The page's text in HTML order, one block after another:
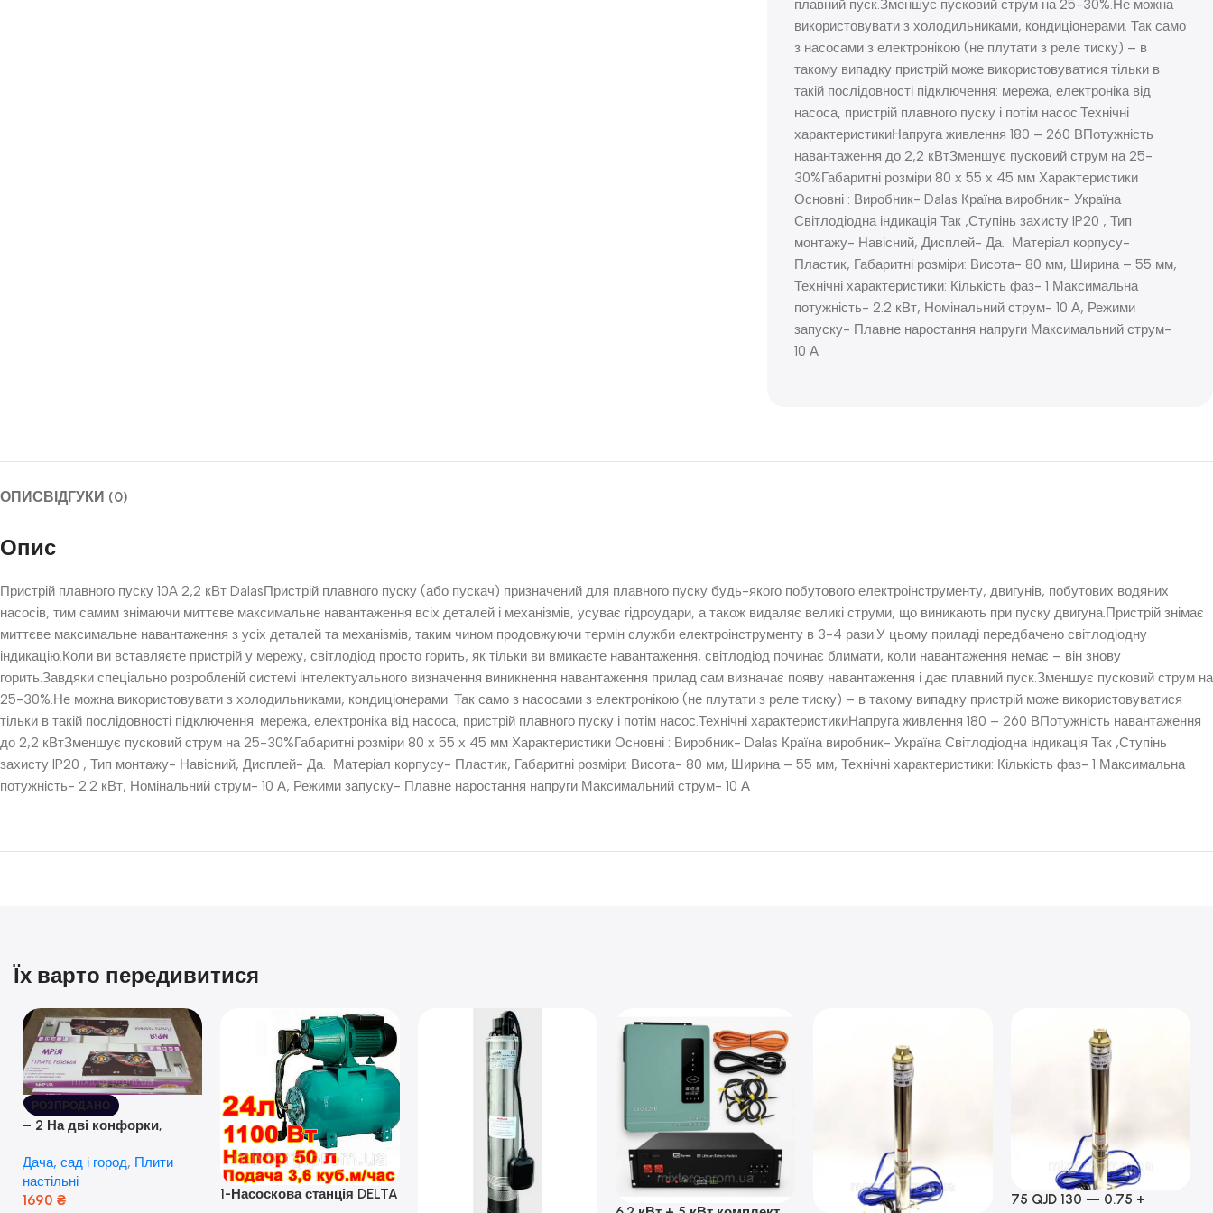
плавний пуск.Зменшує пусковий струм на 25-30%.Не можна
використовувати з холодильниками, кондиціонерами. Так само
з насосами з електронікою (не плутати з реле тиску) – в
такому випадку пристрій може використовуватися тільки в
такій послідовності підключення: мережа, електроніка від
насоса, пристрій плавного пуску і потім насос.Технічні
характеристикиНапруга живлення 180 – 260 ВПотужність
навантаження до 2,2 кВтЗменшує пусковий струм на 25-
30%Габаритні розміри 80 х 55 х 45 мм Характеристики
Основні : Виробник- Dalas Країна виробник- Україна
Світлодіодна індикація Так ,Ступінь захисту IP20 , Тип
монтажу- Навісний, Дисплей- Да. Матеріал корпусу-
Пластик, Габаритні розміри: Висота- 80 мм, Ширина – 55 мм,
Технічні характеристики: Кількість фаз- 1 Максимальна
потужність- 2.2 кВт, Номінальний струм- 10 А, Режими
запуску- Плавне наростання напруги Максимальний струм-
10 А
ОПИСВІДГУКИ (0)
Опис
Пристрій плавного пуску 10A 2,2 кВт DalasПристрій плавного пуску (або пускач) призначений для плавного пуску будь-якого побутового електроінструменту, двигунів, побутових водяних
насосів, тим самим знімаючи миттєве максимальне навантаження всіх деталей і механізмів, усуває гідроудари, а також видаляє великі струми, що виникають при пуску двигуна.Пристрій знімає
миттєве максимальне навантаження з усіх деталей та механізмів, таким чином продовжуючи термін служби електроінструменту в 3-4 рази.У цьому приладі передбачено світлодіодну
індикацію.Коли ви вставляєте пристрій у мережу, світлодіод просто горить, як тільки ви вмикаєте навантаження, світлодіод починає блимати, коли навантаження немає – він знову
горить.Завдяки спеціально розробленій системі інтелектуального визначення виникнення навантаження прилад сам визначає появу навантаження і дає плавний пуск.Зменшує пусковий струм на
25-30%.Не можна використовувати з холодильниками, кондиціонерами. Так само з насосами з електронікою (не плутати з реле тиску) – в такому випадку пристрій може використовуватися
тільки в такій послідовності підключення: мережа, електроніка від насоса, пристрій плавного пуску і потім насос.Технічні характеристикиНапруга живлення 180 – 260 ВПотужність навантаження
до 2,2 кВтЗменшує пусковий струм на 25-30%Габаритні розміри 80 х 55 х 45 мм Характеристики Основні : Виробник- Dalas Країна виробник- Україна Світлодіодна індикація Так ,Ступінь
захисту IP20 , Тип монтажу- Навісний, Дисплей- Да. Матеріал корпусу- Пластик, Габаритні розміри: Висота- 80 мм, Ширина – 55 мм, Технічні характеристики: Кількість фаз- 1 Максимальна
потужність- 2.2 кВт, Номінальний струм- 10 А, Режими запуску- Плавне наростання напруги Максимальний струм- 10 А
Їх варто передивитися
РОЗПРОДАНО
– 2 На дві конфорки,
розпалюванням.
Дача, сад і город, Плити
настільні
1690 ₴
1-Насоскова станція DELTA
75 QJD 130 — 0.75 +